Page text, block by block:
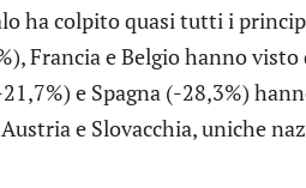
ha colpito quasi tutti i
Francia e Belgio hanno
e Spagna (-28,3%)
e Slovacchia, uniche